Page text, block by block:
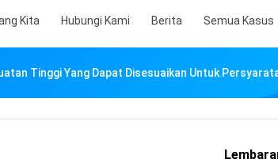
Kita Hubungi Kami Berita Semua Kasus
Tinggi Yang Dapat Disesuaikan Untuk